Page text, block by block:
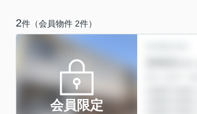
2件（会員物件 2件）
会員限定